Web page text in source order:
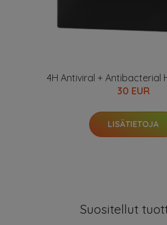
4H Antiviral + Antibacterial
30 EUR
LISÄTIETOJA
Suositellut